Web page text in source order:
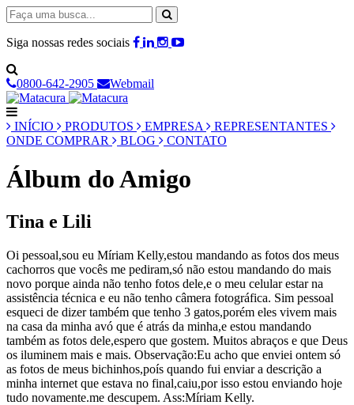
Siga nossas redes sociais
0800-642-2905 Webmail
INÍCIO PRODUTOS EMPRESA
REPRESENTANTES
ONDE COMPRAR
BLOG CONTATO
Álbum do Amigo
Tina e Lili
Oi pessoal,sou eu Míriam Kelly,estou mandando as fotos dos meus
cachorros que vocês me pediram,só não estou mandando do mais
novo porque ainda não tenho fotos dele,e o meu celular estar na
assistência técnica e eu não tenho câmera fotográfica. Sim pessoal
esqueci de dizer também que tenho 3 gatos,porém eles vivem mais
na casa da minha avó que é atrás da minha,e estou mandando
também as fotos dele,espero que gostem. Muitos abraços e que Deus
os iluminem mais e mais. Observação:Eu acho que enviei ontem só
as fotos de meus bichinhos,poís quando fui enviar a descrição a
minha internet que estava no final,caiu,por isso estou enviando hoje
tudo novamente.me descupem. Ass:Míriam Kelly.